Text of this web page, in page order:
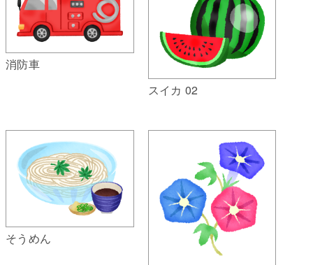
消防車
スイカ 02
そうめん